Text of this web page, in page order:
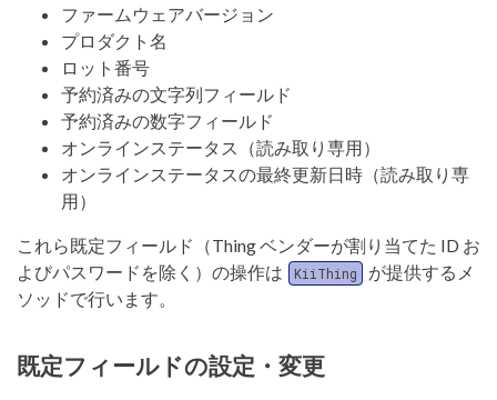
ファームウェアバージョン
プロダクト名
ロット番号
予約済みの文字列フィールド
予約済みの数字フィールド
オンラインステータス（読み取り専用）
オンラインステータスの最終更新日時（読み取り専
用）
これら既定フィールド（Thing ベンダーが割り当てた ID お
よびパスワードを除く）の操作は
KiiThing
が提供するメ
ソッドで行います。
既定フィールドの設定・変更